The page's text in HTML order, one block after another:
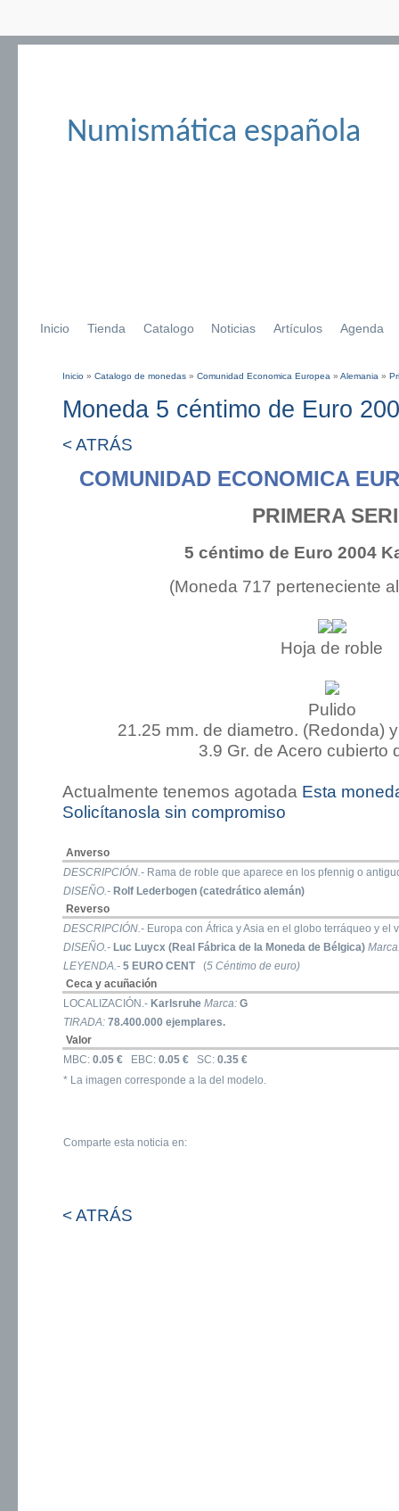
Numismática española
Inicio Tienda Catalogo Noticias Artículos Agenda
Inicio » Catalogo de monedas » Comunidad Economica Europea » Alemania »
Moneda 5 céntimo de Euro
< ATRÁS
COMUNIDAD ECONOMICA
PRIMERA
5 céntimo de Euro 2004
(Moneda 717 perteneciente
Hoja de roble
Pulido
21.25 mm. de diametro. (Redonda)
3.9 Gr. de Acero cubierto
Actualmente tenemos agotada Esta
Solicítanosla sin compromiso
Anverso
DESCRIPCIÓN.- Rama de roble que aparece en los pfennig o
DISEÑO.- Rolf Lederbogen (catedrático alemán)
Reverso
DESCRIPCIÓN.- Europa con África y Asia en el globo terráqueo y el
DISEÑO.- Luc Luycx (Real Fábrica de la Moneda de Bélgica)
LEYENDA.- 5 EURO CENT(5 Céntimo de euro)
Ceca y acuñación
LOCALIZACIÓN.- Karlsruhe Marca: G
TIRADA: 78.400.000 ejemplares.
Valor
MBC: 0.05 € EBC: 0.05 € SC: 0.35 €
* La imagen corresponde a la del modelo.
Comparte esta noticia en:
< ATRÁS